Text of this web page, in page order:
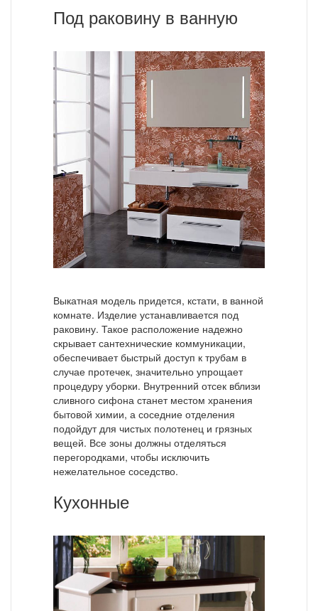
Под раковину в ванную
Выкатная модель придется, кстати, в ванной
комнате. Изделие устанавливается под
раковину. Такое расположение надежно
скрывает сантехнические коммуникации,
обеспечивает быстрый доступ к трубам в
случае протечек, значительно упрощает
процедуру уборки. Внутренний отсек вблизи
сливного сифона станет местом хранения
бытовой химии, а соседние отделения
подойдут для чистых полотенец и грязных
вещей. Все зоны должны отделяться
перегородками, чтобы исключить
нежелательное соседство.
Кухонные